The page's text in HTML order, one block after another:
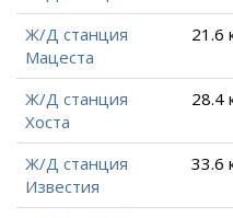
Ж/Д станция
Мацеста
21.6
Ж/Д станция
Хоста
28.4
Ж/Д станция
Известия
33.6